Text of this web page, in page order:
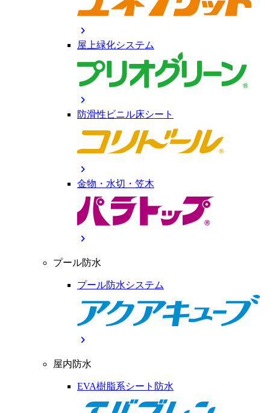
chevron_right
屋上緑化システム
chevron_right
防滑性ビニル床シート
chevron_right
金物・水切・笠木
chevron_right
プール防水
プール防水システム
chevron_right
屋内防水
EVA樹脂系シート防水